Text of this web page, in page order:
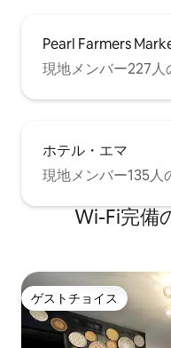
Pearl Farmers
現地メンバー227人
ホテル・エマ
現地メンバー135人
Wi-Fi完備
ゲストチョイス
ゲストチョイス